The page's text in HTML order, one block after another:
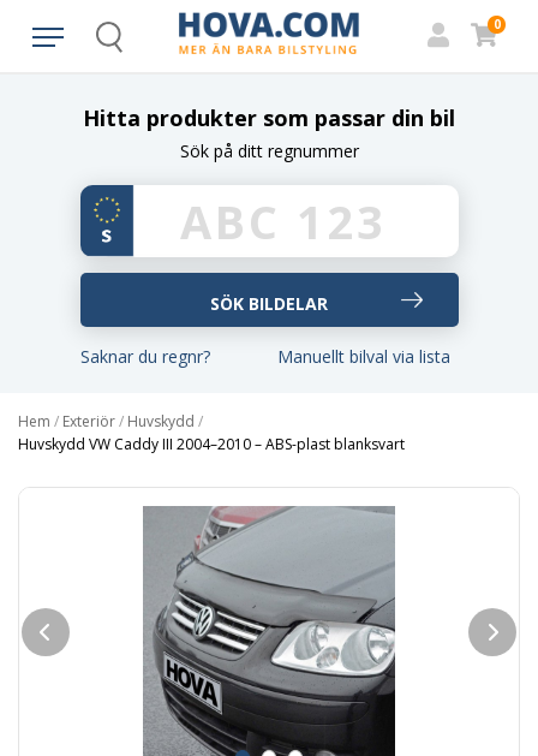
Search
0
Hitta produkter som passar din bil
Sök på ditt regnummer
Saknar du regnr? Manuellt bilval via lista
Hem / Exteriör/ Huvskydd /
Huvskydd VW Caddy III 2004–2010 – ABS-plast blanksvart